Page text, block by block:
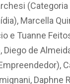
Marcella
e Tuanne
Diego de
Daphne